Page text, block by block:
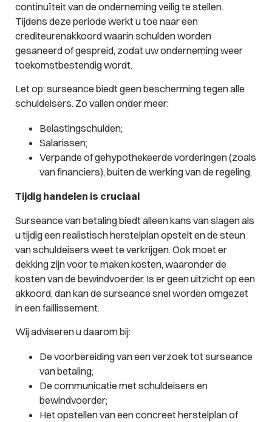
continuïteit van de onderneming veilig te stellen.
Tijdens deze periode werkt u toe naar een
crediteurenakkoord waarin schulden worden
gesaneerd of gespreid, zodat uw onderneming weer
toekomstbestendig wordt.
Let op: surseance biedt geen bescherming tegen alle
schuldeisers. Zo vallen onder meer:
Belastingschulden;
Salarissen;
Verpande of gehypothekeerde vorderingen (zoals
van financiers), buiten de werking van de regeling.
Tijdig handelen is cruciaal
Surseance van betaling biedt alleen kans van slagen als
u tijdig een realistisch herstelplan opstelt en de steun
van schuldeisers weet te verkrijgen. Ook moet er
dekking zijn voor te maken kosten, waaronder de
kosten van de bewindvoerder. Is er geen uitzicht op een
akkoord, dan kan de surseance snel worden omgezet
in een faillissement.
Wij adviseren u daarom bij:
De voorbereiding van een verzoek tot surseance
van betaling;
De communicatie met schuldeisers en
bewindvoerder;
Het opstellen van een concreet herstelplan of